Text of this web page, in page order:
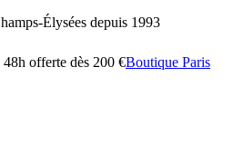
Élysées depuis 1993
offerte dès 200 €Boutique Paris